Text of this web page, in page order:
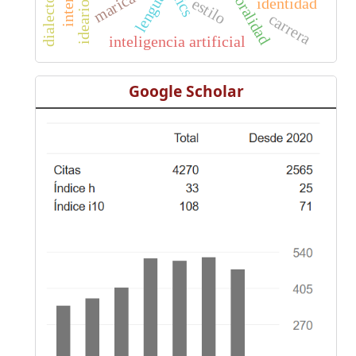
inteligencia artificial
estilo oralidadcarrera
Google Scholar